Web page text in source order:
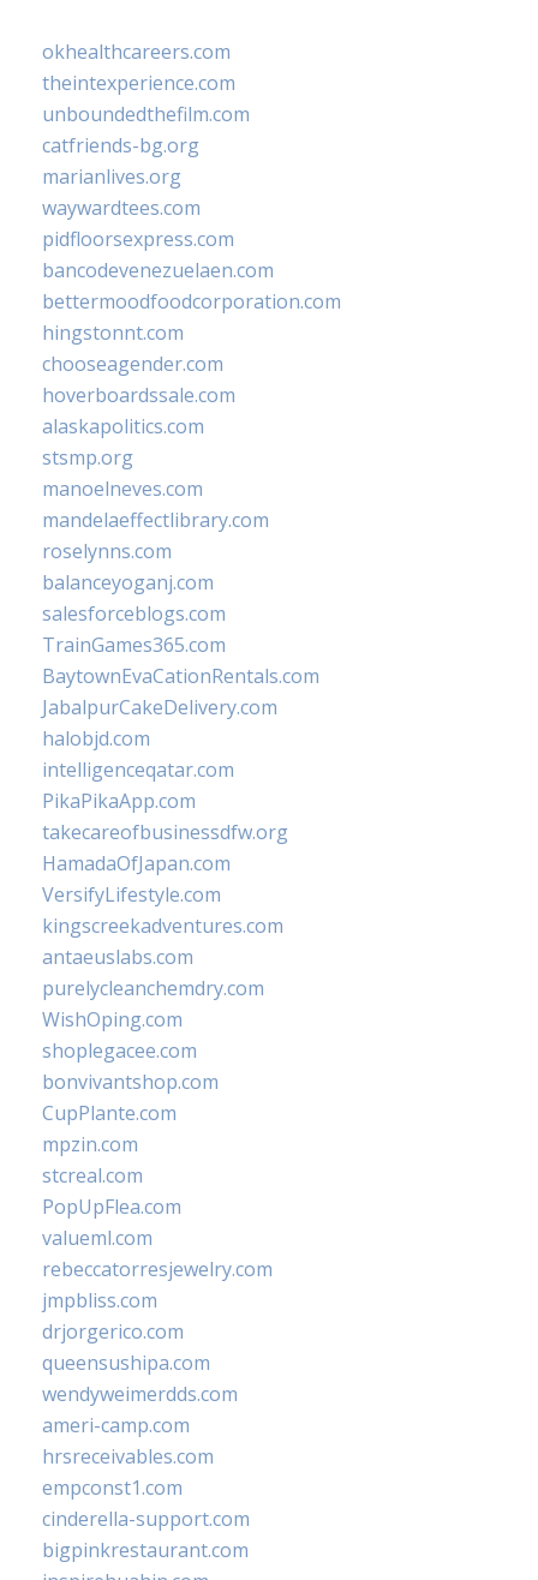
okhealthcareers.com
theintexperience.com
unboundedthefilm.com
catfriends-bg.org
marianlives.org
waywardtees.com
pidfloorsexpress.com
bancodevenezuelaen.com
bettermoodfoodcorporation.com
hingstonnt.com
chooseagender.com
hoverboardssale.com
alaskapolitics.com
stsmp.org
manoelneves.com
mandelaeffectlibrary.com
roselynns.com
balanceyoganj.com
salesforceblogs.com
TrainGames365.com
BaytownEvaCationRentals.com
JabalpurCakeDelivery.com
halobjd.com
intelligenceqatar.com
PikaPikaApp.com
takecareofbusinessdfw.org
HamadaOfJapan.com
VersifyLifestyle.com
kingscreekadventures.com
antaeuslabs.com
purelycleanchemdry.com
WishOping.com
shoplegacee.com
bonvivantshop.com
CupPlante.com
mpzin.com
stcreal.com
PopUpFlea.com
valueml.com
rebeccatorresjewelry.com
jmpbliss.com
drjorgerico.com
queensushipa.com
wendyweimerdds.com
ameri-camp.com
hrsreceivables.com
empconst1.com
cinderella-support.com
bigpinkrestaurant.com